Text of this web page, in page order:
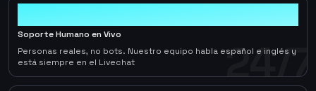
24/7
Soporte Humano en Vivo
Personas reales, no bots. Nuestro equipo habla español e inglés y
está siempre en el Livechat